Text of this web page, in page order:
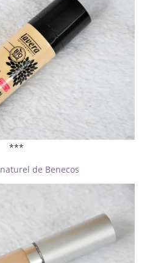
***
de Benecos